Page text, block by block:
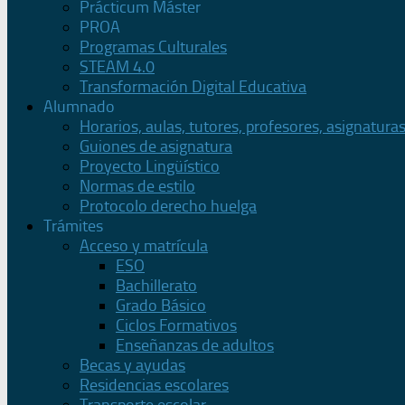
Prácticum Máster
PROA
Programas Culturales
STEAM 4.0
Transformación Digital Educativa
Alumnado
Horarios, aulas, tutores, profesores, asignaturas
Guiones de asignatura
Proyecto Lingüístico
Normas de estilo
Protocolo derecho huelga
Trámites
Acceso y matrícula
ESO
Bachillerato
Grado Básico
Ciclos Formativos
Enseñanzas de adultos
Becas y ayudas
Residencias escolares